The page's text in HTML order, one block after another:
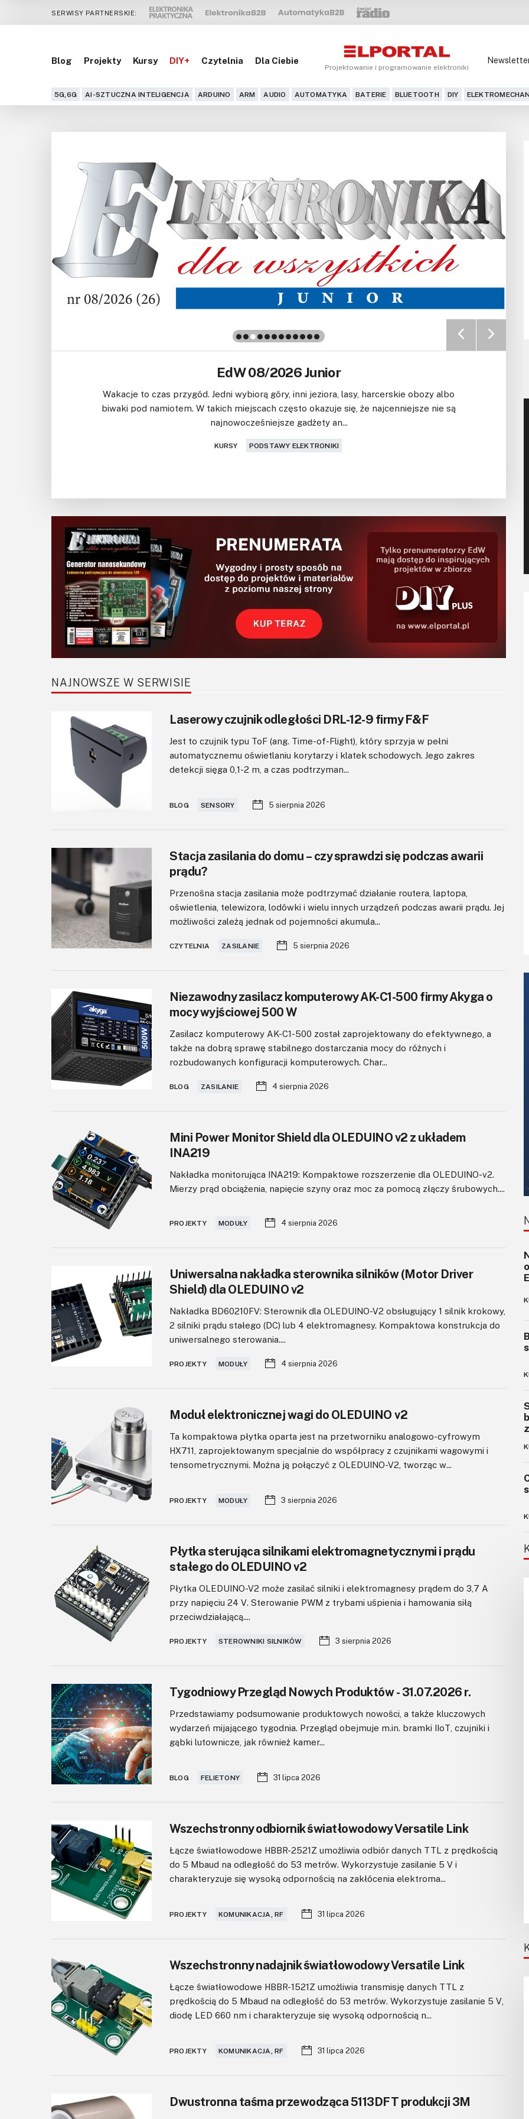
SERWISY PARTNERSKIE:
Blog Projekty Kursy DIY+ Czytelnia Dla Ciebie
Projektowanie i programowanie elektroniki
5G,6G AI-SZTUCZNA INTELIGENCJA ARDUINO ARM AUDIO AUTOMATYKA BATERIE BLUETOOTH DIY
EdW 08/2026 Junior
Wakacje to czas przygód. Jedni wybiorą góry, inni jeziora, lasy, harcerskie obozy albo
biwaki pod namiotem. W takich miejscach często okazuje się, że najcenniejsze nie są
najnowocześniejsze gadżety an...
KURSY PODSTAWY ELEKTRONIKI
NAJNOWSZE W SERWISIE
Laserowy czujnik odległości DRL-12-9 firmy F&F
Jest to czujnik typu ToF (ang. Time-of-Flight), który sprzyja w pełni
automatycznemu oświetlaniu korytarzy i klatek schodowych. Jego zakres
detekcji sięga 0,1-2 m, a czas podtrzyman...
BLOG SENSORY 5 sierpnia 2026
Stacja zasilania do domu – czy sprawdzi się podczas awarii
prądu?
Przenośna stacja zasilania może podtrzymać działanie routera, laptopa,
oświetlenia, telewizora, lodówki i wielu innych urządzeń podczas awarii prądu. Jej
możliwości zależą jednak od pojemności akumula...
CZYTELNIA ZASILANIE 5 sierpnia 2026
Niezawodny zasilacz komputerowy AK-C1-500 firmy Akyga o
mocy wyjściowej 500 W
Zasilacz komputerowy AK-C1-500 został zaprojektowany do efektywnego, a
także na dobrą sprawę stabilnego dostarczania mocy do różnych i
rozbudowanych konfiguracji komputerowych. Char...
BLOG ZASILANIE 4 sierpnia 2026
Mini Power Monitor Shield dla OLEDUINO v2 z układem
INA219
Nakładka monitorująca INA219: Kompaktowe rozszerzenie dla OLEDUINO-v2.
Mierzy prąd obciążenia, napięcie szyny oraz moc za pomocą złączy śrubowych....
PROJEKTY MODUŁY 4 sierpnia 2026
Uniwersalna nakładka sterownika silników (Motor Driver
Shield) dla OLEDUINO v2
Nakładka BD60210FV: Sterownik dla OLEDUINO-V2 obsługujący 1 silnik krokowy,
2 silniki prądu stałego (DC) lub 4 elektromagnesy. Kompaktowa konstrukcja do
uniwersalnego sterowania....
PROJEKTY MODUŁY 4 sierpnia 2026
Moduł elektronicznej wagi do OLEDUINO v2
Ta kompaktowa płytka oparta jest na przetworniku analogowo-cyfrowym
HX711, zaprojektowanym specjalnie do współpracy z czujnikami wagowymi i
tensometrycznymi. Można ją połączyć z OLEDUINO-V2, tworząc w...
PROJEKTY MODUŁY 3 sierpnia 2026
Płytka sterująca silnikami elektromagnetycznymi i prądu
stałego do OLEDUINO v2
Płytka OLEDUINO-V2 może zasilać silniki i elektromagnesy prądem do 3,7 A
przy napięciu 24 V. Sterowanie PWM z trybami uśpienia i hamowania siłą
przeciwdziałającą....
PROJEKTY STEROWNIKI SILNIKÓW 3 sierpnia 2026
Tygodniowy Przegląd Nowych Produktów - 31.07.2026 r.
Przedstawiamy podsumowanie produktowych nowości, a także kluczowych
wydarzeń mijającego tygodnia. Przegląd obejmuje m.in. bramki IIoT, czujniki i
gąbki lutownicze, jak również kamer...
BLOG FELIETONY 31 lipca 2026
Wszechstronny odbiornik światłowodowy Versatile Link
Łącze światłowodowe HBBR-2521Z umożliwia odbiór danych TTL z prędkością
do 5 Mbaud na odległość do 53 metrów. Wykorzystuje zasilanie 5 V i
charakteryzuje się wysoką odpornością na zakłócenia elektroma...
PROJEKTY KOMUNIKACJA, RF 31 lipca 2026
Wszechstronny nadajnik światłowodowy Versatile Link
Łącze światłowodowe HBBR-1521Z umożliwia transmisję danych TTL z
prędkością do 5 Mbaud na odległość do 53 metrów. Wykorzystuje zasilanie 5 V,
diodę LED 660 nm i charakteryzuje się wysoką odpornością n...
PROJEKTY KOMUNIKACJA, RF 31 lipca 2026
Dwustronna taśma przewodząca 5113DFT produkcji 3M